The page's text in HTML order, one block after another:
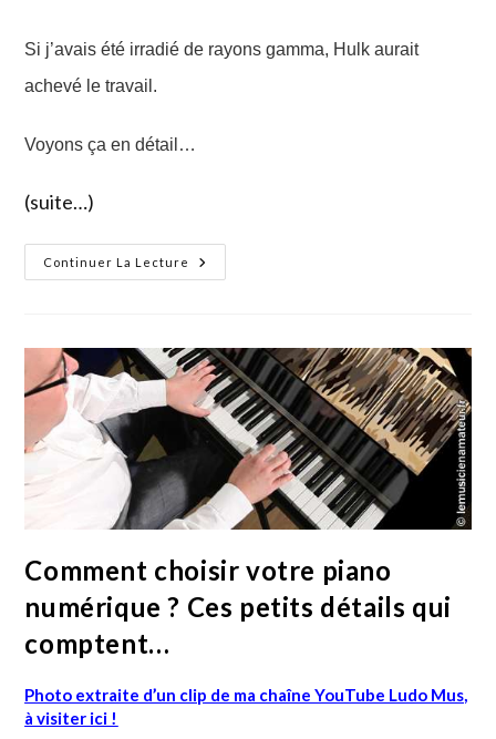
Si j’avais été irradié de rayons gamma, Hulk aurait
achevé le travail.
Voyons ça en détail…
(suite…)
Continuer La Lecture
Comment
Choisir
Numérique,
Ou
Comment
Prendre
Son
Pied…
Comment choisir votre piano
numérique ? Ces petits détails qui
comptent…
Photo extraite d’un clip de ma chaîne YouTube Ludo Mus,
à visiter ici !